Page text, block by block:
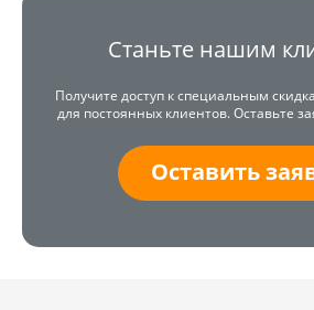
Станьте нашим
Получите доступ к специальным
для постоянных клиентов. Оставьте
Оставить